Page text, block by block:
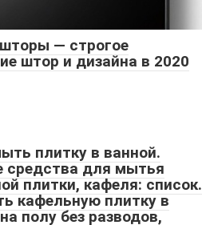
— строгое
штор и дизайна в 2020
плитку в ванной.
для мытья
плитки, кафеля: список.
кафельную плитку в
полу без разводов,